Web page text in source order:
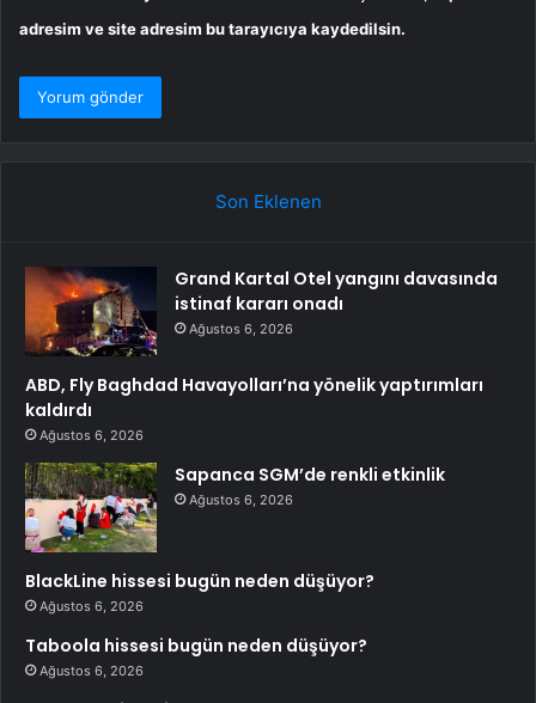
adresim ve site adresim bu tarayıcıya kaydedilsin.
Son Eklenen
Grand Kartal Otel yangını davasında
istinaf kararı onadı
Ağustos 6, 2026
ABD, Fly Baghdad Havayolları’na yönelik yaptırımları
kaldırdı
Ağustos 6, 2026
Sapanca SGM’de renkli etkinlik
Ağustos 6, 2026
BlackLine hissesi bugün neden düşüyor?
Ağustos 6, 2026
Taboola hissesi bugün neden düşüyor?
Ağustos 6, 2026